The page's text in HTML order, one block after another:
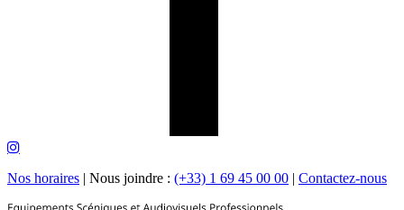
Nos horaires | Nous joindre : (+33) 1 69 45 00 00 | Contactez-nous